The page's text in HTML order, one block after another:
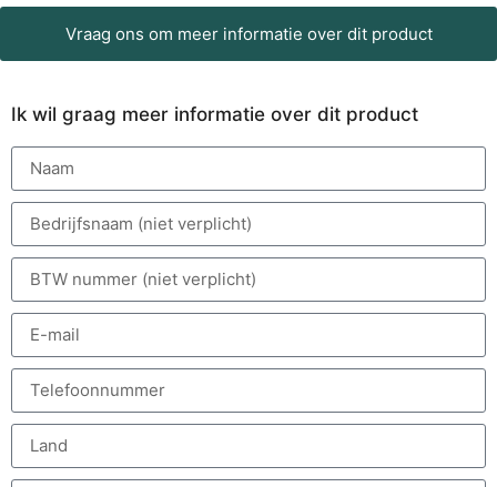
Vraag ons om meer informatie over dit product
Ik wil graag meer informatie over dit product